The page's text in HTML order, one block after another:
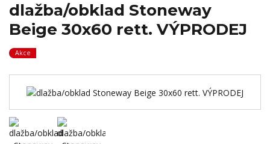
dlažba/obklad Stoneway
Beige 30x60 rett. VÝPRODEJ
Akce